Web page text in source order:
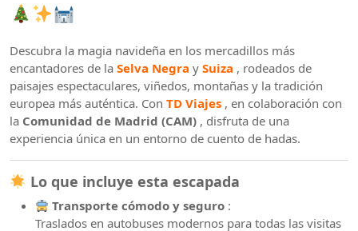
Descubra la magia navideña en los mercadillos más
encantadores de la Selva Negra y Suiza , rodeados de
paisajes espectaculares, viñedos, montañas y la tradición
europea más auténtica. Con TD Viajes , en colaboración con
la Comunidad de Madrid (CAM) , disfruta de una
experiencia única en un entorno de cuento de hadas.
Lo que incluye esta escapada
Transporte cómodo y seguro :
Traslados en autobuses modernos para todas las visitas